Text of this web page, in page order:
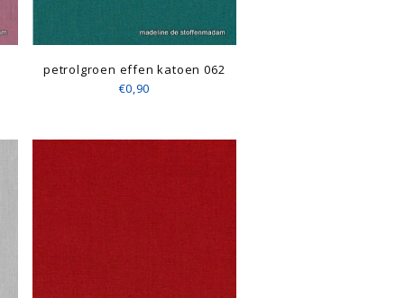
petrolgroen effen katoen 062
€0,90